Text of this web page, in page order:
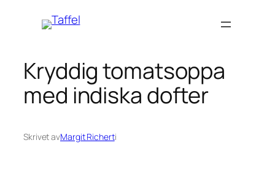
Kryddig tomatsoppa
med indiska dofter
Skrivet avMargit Richerti